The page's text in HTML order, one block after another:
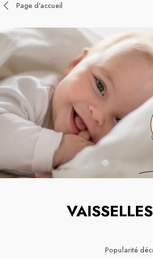
Page d'accueil
VAISSELLES